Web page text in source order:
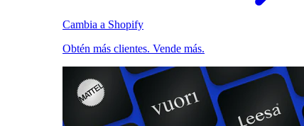
Cambia a Shopify
Obtén más clientes. Vende más.